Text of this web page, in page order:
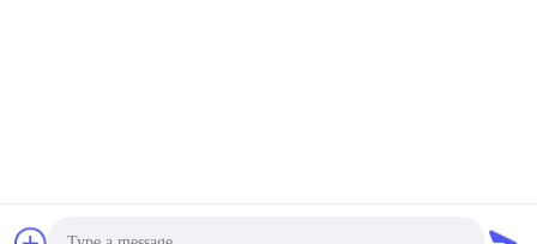
Pemasok. Hak cipta © 2025-2026 Shaanxi Huaxing Technology